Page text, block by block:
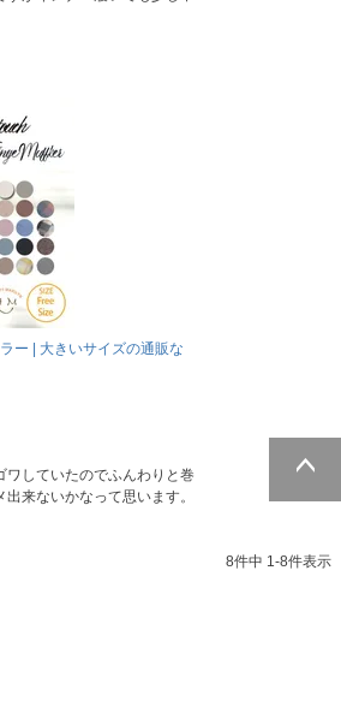
ー | 大きいサイズの通販な
ワしていたのでふんわりと巻
来ないかなって思います。
8件中 1-8件表示
ページトッ